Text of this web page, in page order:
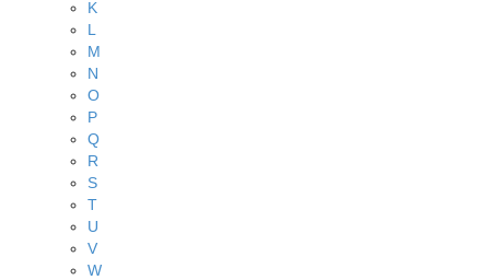
K
L
M
N
O
P
Q
R
S
T
U
V
W